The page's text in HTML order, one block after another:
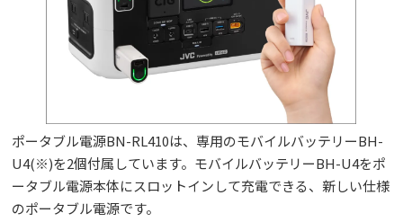
ポータブル電源BN-RL410は、専用のモバイルバッテリーBH-
U4(※)を2個付属しています。モバイルバッテリーBH-U4をポ
ータブル電源本体にスロットインして充電できる、新しい仕様
のポータブル電源です。